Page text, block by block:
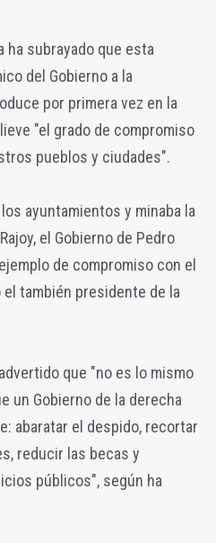
subrayado que esta
del Gobierno a la
por primera vez en la
"el grado de compromiso
pueblos y ciudades".
ayuntamientos y minaba la
el Gobierno de Pedro
de compromiso con el
el también presidente de la
que "no es lo mismo
un Gobierno de la derecha
abaratar el despido, recortar
reducir las becas y
públicos", según ha